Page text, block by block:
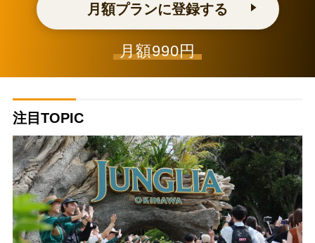
月額プランに登録する
月額990円
注目TOPIC